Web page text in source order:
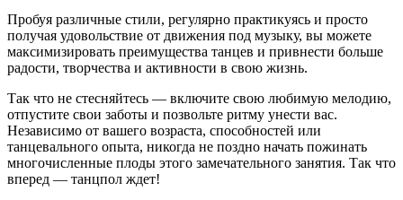
Пробуя различные стили, регулярно практикуясь и просто
получая удовольствие от движения под музыку, вы можете
максимизировать преимущества танцев и привнести больше
радости, творчества и активности в свою жизнь.
Так что не стесняйтесь — включите свою любимую мелодию,
отпустите свои заботы и позвольте ритму унести вас.
Независимо от вашего возраста, способностей или
танцевального опыта, никогда не поздно начать пожинать
многочисленные плоды этого замечательного занятия. Так что
вперед — танцпол ждет!